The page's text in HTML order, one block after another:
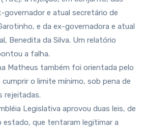
e atual secretário de
e da ex-governadora e atual
Benedita da Silva. Um relatório
a falha.
Matheus também foi orientada pelo
o limite mínimo, sob pena de
rejeitadas.
Legislativa aprovou duas leis, de
estado, que tentaram legitimar a